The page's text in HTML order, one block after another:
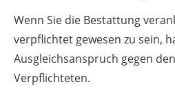
Wenn Sie die Bestattung
verpflichtet gewesen zu sein,
Ausgleichsanspruch gegen
Verpflichteten.